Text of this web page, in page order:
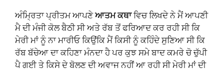
ਅੰਮ੍ਰਿਤਾ ਪ੍ਰੀਤਮ ਆਪਣੇਆਤਮ ਕਥਾਵਿਚ ਲਿਖਦੇ ਨੇ ਮੈਂ ਆਪਣੀ
ਮੈ ਦੀ ਮੰਜੀ ਕੋਲ ਬੈਠੀ ਸੀ ਅਤੇ ਰੱਬ ਤੋਂ ਫਰਿਆਦ ਕਰ ਰਹੀ ਸੀ ਕਿ
ਮੇਰੀ ਮਾਂ ਨੂੰ ਨਾ ਮਾਰੀਓ ਕਿਉਂਕਿ ਮੈਂ ਕਿਸੀ ਨੂੰ ਕਹਿੰਦੇ ਸੁਣਿਆ ਸੀ ਕਿ
ਰੱਬ ਬੱਚੇਆ ਦਾ ਕਹਿਣਾ ਮੰਨਦਾ ਹੈ ਪਰ ਕੁਝ ਸਮੇ ਬਾਦ ਕਮਰੇ ਚੋ ਚੁੱਪੀ
ਪੈ ਗਈ ਤੇ ਕਿਸੇ ਦੇ ਬੋਲਣ ਦੀ ਅਵਾਜ ਨਹੀਂ ਆ ਰਹੀ ਸੀ ਮੇਰੀ ਮਾਂ ਦੀ